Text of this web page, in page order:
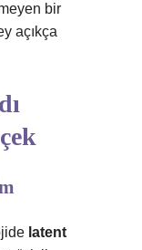
bir
açıkça
latent